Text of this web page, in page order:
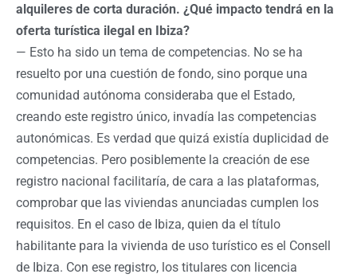
alquileres de corta duración. ¿Qué impacto tendrá en la
oferta turística ilegal en Ibiza?
— Esto ha sido un tema de competencias. No se ha
resuelto por una cuestión de fondo, sino porque una
comunidad autónoma consideraba que el Estado,
creando este registro único, invadía las competencias
autonómicas. Es verdad que quizá existía duplicidad de
competencias. Pero posiblemente la creación de ese
registro nacional facilitaría, de cara a las plataformas,
comprobar que las viviendas anunciadas cumplen los
requisitos. En el caso de Ibiza, quien da el título
habilitante para la vivienda de uso turístico es el Consell
de Ibiza. Con ese registro, los titulares con licencia